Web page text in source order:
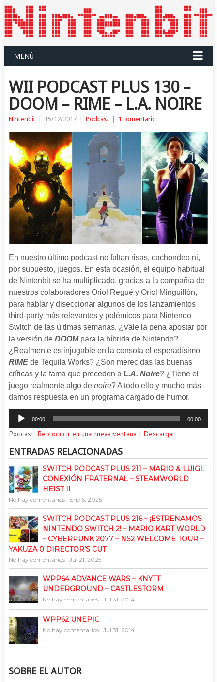
MENÚ
WII PODCAST PLUS 130 –
DOOM – RIME – L.A. NOIRE
Nintenbit | 15/12/2017 | Podcast | 1 comentario
En nuestro último podcast no faltan risas, cachondeo ni,
por supuesto, juegos. En esta ocasión, el equipo habitual
de Nintenbit se ha multiplicado, gracias a la compañía de
nuestros colaboradores Oriol Regué y Oriol Minguillón,
para hablar y diseccionar algunos de los lanzamientos
third-party más relevantes y polémicos para Nintendo
Switch de las últimas semanas. ¿Vale la pena apostar por
la versión de DOOMpara la híbrida de Nintendo?
¿Realmente es injugable en la consola el esperadísimo
RiMEde Tequila Works? ¿Son merecidas las buenas
críticas y la fama que preceden a L.A. Noire? ¿Tiene el
juego realmente algo de noire? A todo ello y mucho más
damos respuesta en un programa cargado de humor.
Reproductor
audio
00:00 00:00
Podcast: Reproducir en una nueva ventana | Descargar
ENTRADAS RELACIONADAS
SWITCH PODCAST PLUS 211 – MARIO & LUIGI:
CONEXIÓN FRATERNAL – STEAMWORLD
HEIST II
No hay comentarios| Ene 6, 2025
SWITCH PODCAST PLUS 216 – ¡ESTRENAMOS
NINTENDO SWITCH 2! – MARIO KART WORLD
– CYBERPUNK 2077 – NS2 WELCOME TOUR –
YAKUZA 0 DIRECTOR’S CUT
No hay comentarios| Jul 21, 2025
WPP64 ADVANCE WARS – KNYTT
UNDERGROUND – CASTLESTORM
No hay comentarios| Jul 31, 2014
WPP62 UNEPIC
No hay comentarios| Jul 31, 2014
SOBRE EL AUTOR